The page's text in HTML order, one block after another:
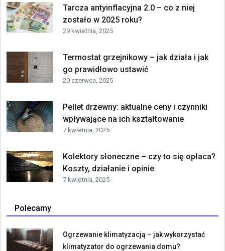
Tarcza antyinflacyjna 2.0 – co z niej
zostało w 2025 roku?
29 kwietnia, 2025
Termostat grzejnikowy – jak działa i jak
go prawidłowo ustawić
20 czerwca, 2025
Pellet drzewny: aktualne ceny i czynniki
wpływające na ich kształtowanie
7 kwietnia, 2025
Kolektory słoneczne – czy to się opłaca?
Koszty, działanie i opinie
7 kwietnia, 2025
Polecamy
Ogrzewanie klimatyzacją – jak wykorzystać
klimatyzator do ogrzewania domu?